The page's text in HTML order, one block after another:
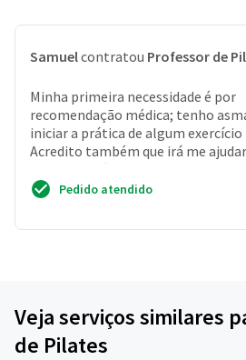
Samuelcontratou Professor de
Minha primeira necessidade é por
recomendação médica; tenho
iniciar a prática de algum exercício
Acredito também que irá me
do stress além claro, m...
Pedido atendido
Veja serviços similares
de Pilates